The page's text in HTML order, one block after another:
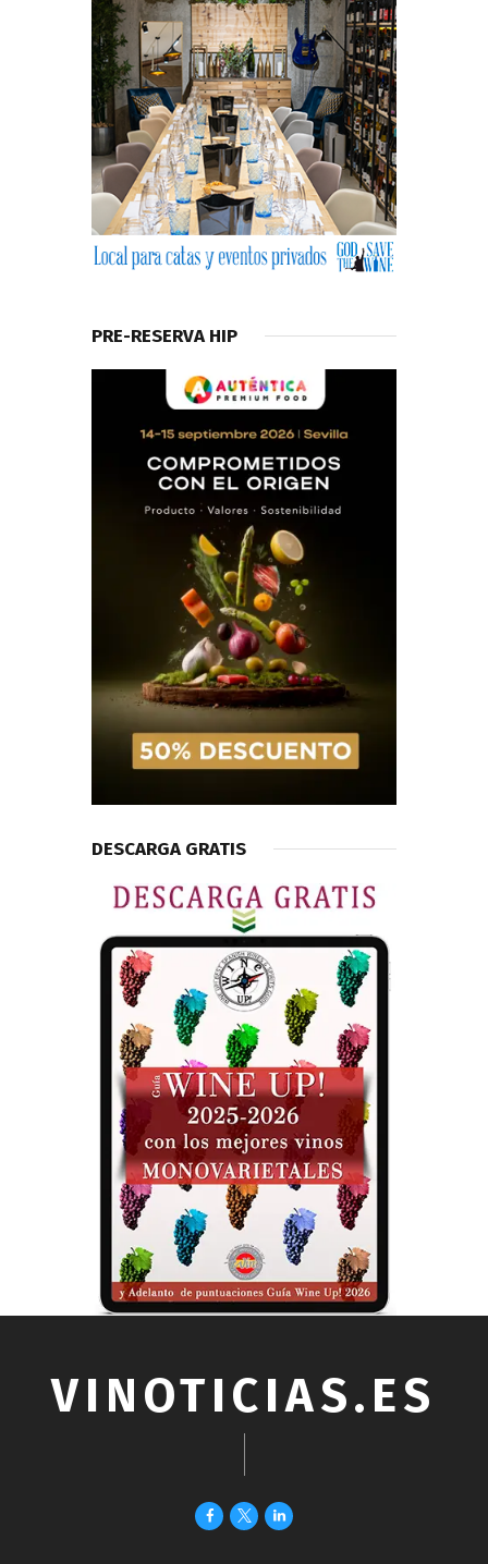
PRE-RESERVA HIP
DESCARGA GRATIS
VINOTICIAS.ES